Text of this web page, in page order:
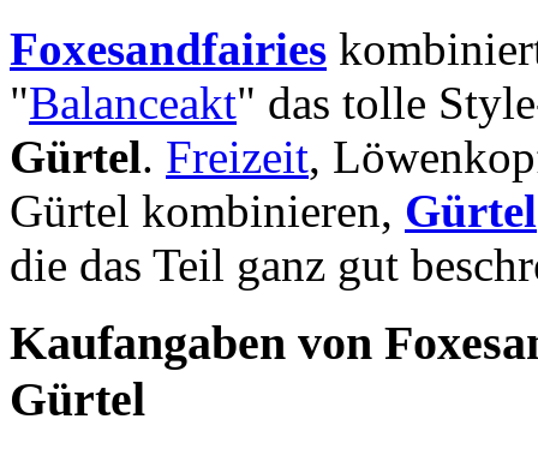
Foxesandfairies
"Balanceakt" das tolle
Gürtel. Freizeit,
Gürtel kombinieren, Gürtel
die das Teil ganz gut
Kaufangaben von
Gürtel